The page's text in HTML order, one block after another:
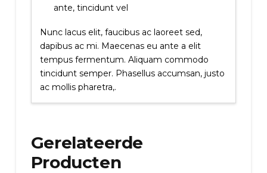
ante, tincidunt vel
Nunc lacus elit, faucibus ac laoreet sed,
dapibus ac mi. Maecenas eu ante a elit
tempus fermentum. Aliquam commodo
tincidunt semper. Phasellus accumsan, justo
ac mollis pharetra,.
Gerelateerde
Producten